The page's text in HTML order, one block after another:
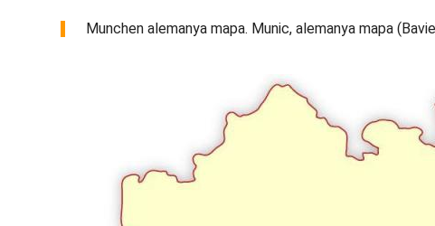
Munchen alemanya mapa. Munic, alemanya mapa